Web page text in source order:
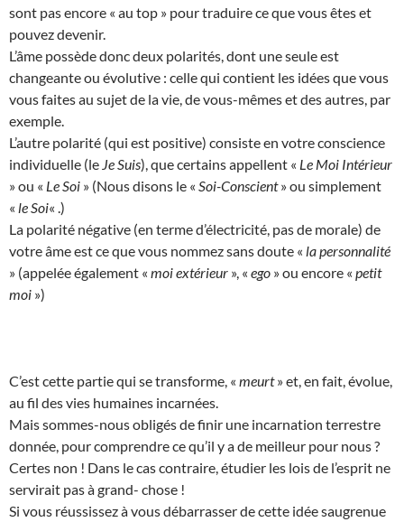
sont pas encore « au top » pour traduire ce que vous êtes et
pouvez devenir.
L’âme possède donc deux polarités, dont une seule est
changeante ou évolutive : celle qui contient les idées que vous
vous faites au sujet de la vie, de vous-mêmes et des autres, par
exemple.
L’autre polarité (qui est positive) consiste en votre conscience
individuelle (le Je Suis), que certains appellent « Le Moi Intérieur
» ou « Le Soi » (Nous disons le « Soi-Conscient» ou simplement
« le Soi« .)
La polarité négative (en terme d’électricité, pas de morale) de
votre âme est ce que vous nommez sans doute « la personnalité
» (appelée également « moi extérieur », « ego » ou encore « petit
moi »)
C’est cette partie qui se transforme, « meurt» et, en fait, évolue,
au fil des vies humaines incarnées.
Mais sommes-nous obligés de finir une incarnation terrestre
donnée, pour comprendre ce qu’il y a de meilleur pour nous ?
Certes non ! Dans le cas contraire, étudier les lois de l’esprit ne
servirait pas à grand- chose !
Si vous réussissez à vous débarrasser de cette idée saugrenue